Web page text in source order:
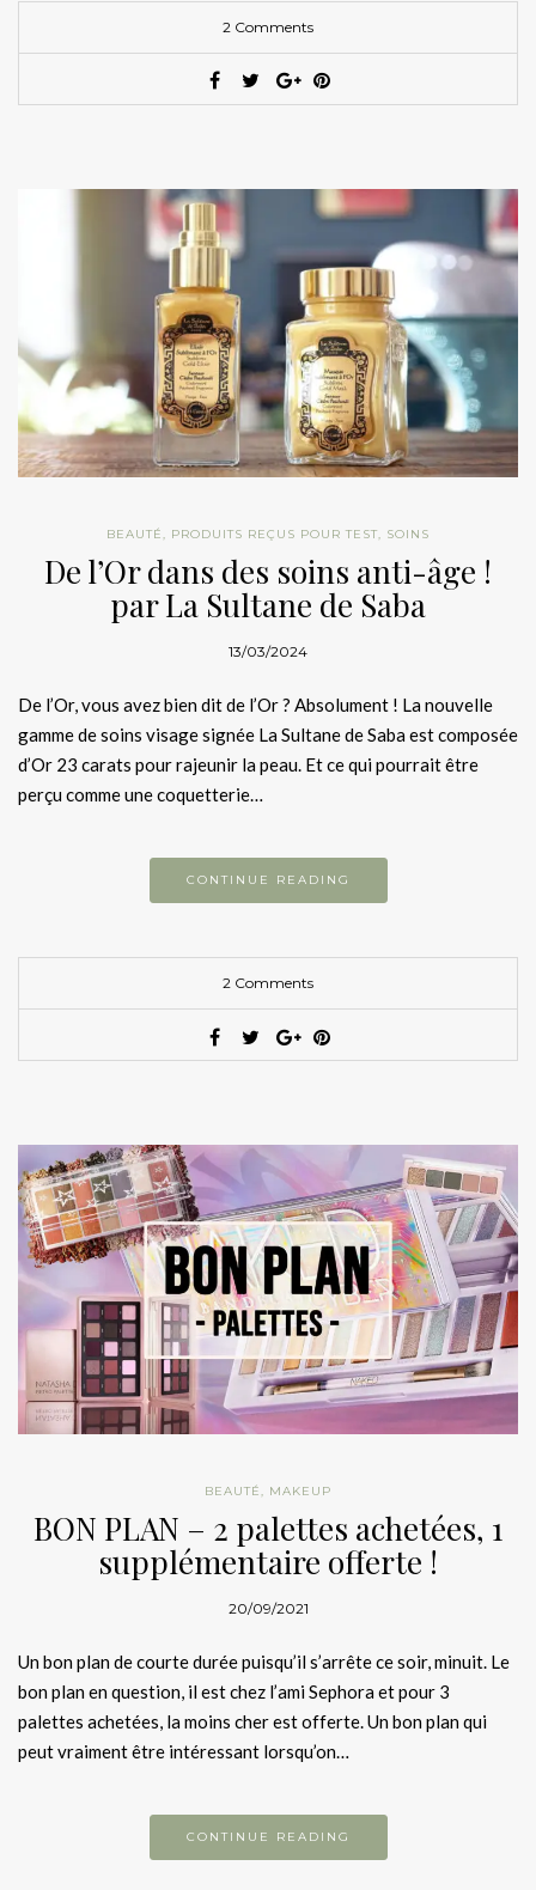
2 Comments
BEAUTÉ, PRODUITS REÇUS POUR TEST, SOINS
De l’Or dans des soins anti-âge !
par La Sultane de Saba
13/03/2024
De l’Or, vous avez bien dit de l’Or ? Absolument ! La nouvelle
gamme de soins visage signée La Sultane de Saba est composée
d’Or 23 carats pour rajeunir la peau. Et ce qui pourrait être
perçu comme une coquetterie…
CONTINUE READING
2 Comments
BEAUTÉ, MAKEUP
BON PLAN – 2 palettes achetées, 1
supplémentaire offerte !
20/09/2021
Un bon plan de courte durée puisqu’il s’arrête ce soir, minuit. Le
bon plan en question, il est chez l’ami Sephora et pour 3
palettes achetées, la moins cher est offerte. Un bon plan qui
peut vraiment être intéressant lorsqu’on…
CONTINUE READING